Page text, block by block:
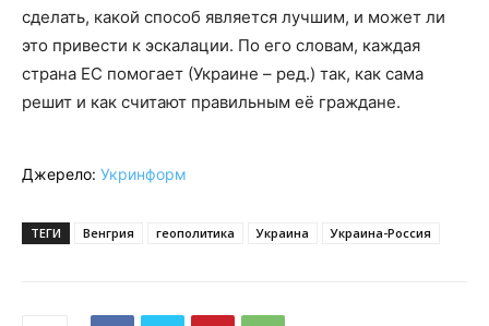
сделать, какой способ является лучшим, и может ли
это привести к эскалации. По его словам, каждая
страна ЕС помогает (Украине – ред.) так, как сама
решит и как считают правильным её граждане.
Джерело: Укринформ
ТЕГИ Венгрия геополитика Украина Украина-Россия